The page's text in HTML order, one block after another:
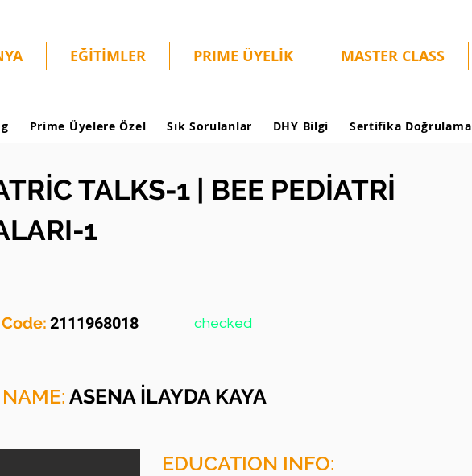
EĞİTİMLER PRIME ÜYELİK MASTER CLASS
Prime Üyelere Özel Sık Sorulanlar DHY Bilgi Sertifika Doğrulama
TALKS-1 | BEE PEDİATRİ
1
2111968018 checked
ASENA İLAYDA KAYA
EDUCATION INFO: